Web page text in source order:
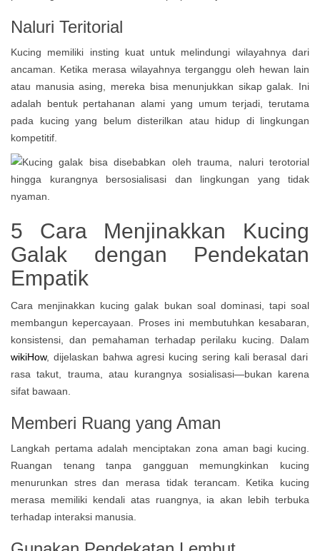
Naluri Teritorial
Kucing memiliki insting kuat untuk melindungi wilayahnya dari
ancaman. Ketika merasa wilayahnya terganggu oleh hewan lain
atau manusia asing, mereka bisa menunjukkan sikap galak. Ini
adalah bentuk pertahanan alami yang umum terjadi, terutama
pada kucing yang belum disterilkan atau hidup di lingkungan
kompetitif.
5 Cara Menjinakkan Kucing
Galak dengan Pendekatan
Empatik
Cara menjinakkan kucing galak bukan soal dominasi, tapi soal
membangun kepercayaan. Proses ini membutuhkan kesabaran,
konsistensi, dan pemahaman terhadap perilaku kucing. Dalam
wikiHow, dijelaskan bahwa agresi kucing sering kali berasal dari
rasa takut, trauma, atau kurangnya sosialisasi—bukan karena
sifat bawaan.
Memberi Ruang yang Aman
Langkah pertama adalah menciptakan zona aman bagi kucing.
Ruangan tenang tanpa gangguan memungkinkan kucing
menurunkan stres dan merasa tidak terancam. Ketika kucing
merasa memiliki kendali atas ruangnya, ia akan lebih terbuka
terhadap interaksi manusia.